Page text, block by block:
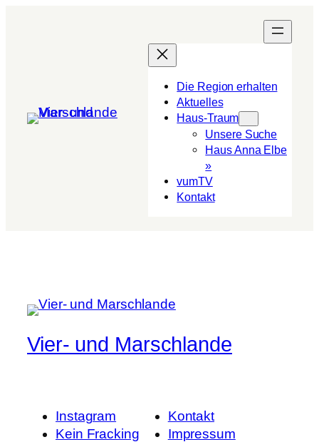
Die Region erhalten
Aktuelles
Haus-Traum
Unsere Suche
Haus Anna Elbe
»
vumTV
Kon­takt
Vier- und Marschlande
Instagram
Kein Fracking
Kontakt
Impressum